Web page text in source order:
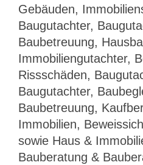
Gebäuden,
Baugutachter,
Baubetreuung,
Immobiliengutachter,
Rissschäden,
Baugutachter,
Baubetreuung,
Immobilien,
sowie Haus &
Bauberatung &